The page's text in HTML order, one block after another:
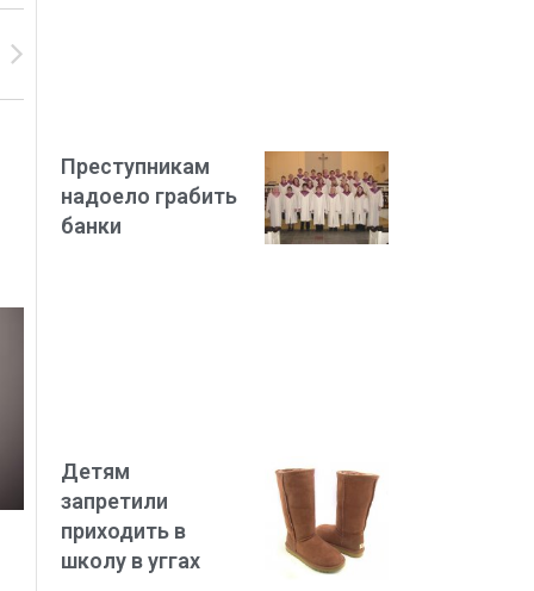
Преступникам
надоело грабить
банки
Детям
запретили
приходить в
школу в уггах